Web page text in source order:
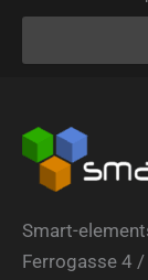
Smart-
Ferrogasse 4 /